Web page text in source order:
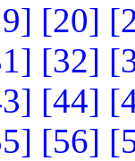
[20]
[32]
[44]
[56]